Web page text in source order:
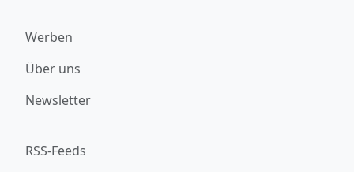
Werben
Über uns
Newsletter
RSS-Feeds